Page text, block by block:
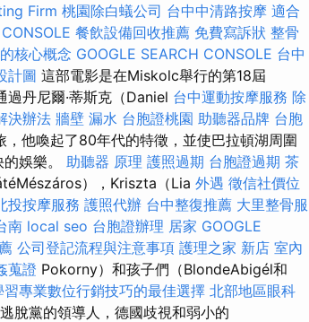
Firm 桃園除白蟻公司 台中中清路按摩 適合
餐飲設備回收推薦 免費寫訴狀 整骨
核心概念 GOOGLE SEARCH CONSOLE 台中
計圖 這部電影是在Miskolc舉行的第18屆
丹尼爾·蒂斯克（Daniel 台中運動按摩服務 除
決辦法 牆壁 漏水 台胞證桃園 助聽器品牌 台胞
他喚起了80年代的特徵，並使巴拉頓湖周圍
娛樂。 助聽器 原理 護照過期 台胞證過期 茶
），Kriszta（Lia 外遇 徵信社價位
投按摩服務 護照代辦 台中整復推薦 大里整骨服
南 local seo 台胞證辦理 居家 GOOGLE
公司登記流程與注意事項 護理之家 新店 室內
蒐證 Pokorny）和孩子們（BlondeAbigél和
習專業數位行銷技巧的最佳選擇 北部地區眼科
脫黨的領導人，德國歧視和弱小的